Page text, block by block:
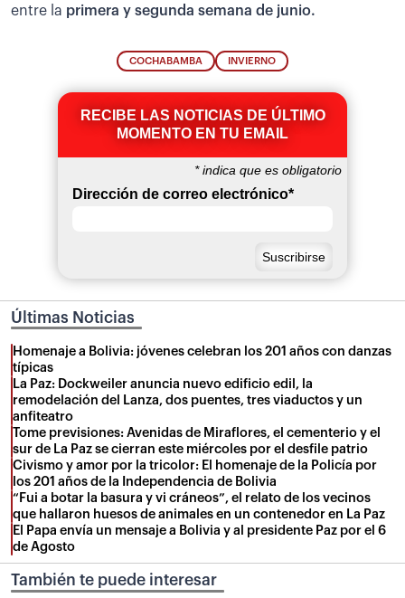
entre la primera y segunda semana de junio.
COCHABAMBA INVIERNO
RECIBE LAS NOTICIAS DE ÚLTIMO
MOMENTO EN TU EMAIL
*indica que es obligatorio
Dirección de correo electrónico*
Últimas Noticias
Homenaje a Bolivia: jóvenes celebran los 201 años con danzas
típicas
La Paz: Dockweiler anuncia nuevo edificio edil, la
remodelación del Lanza, dos puentes, tres viaductos y un
anfiteatro
Tome previsiones: Avenidas de Miraflores, el cementerio y el
sur de La Paz se cierran este miércoles por el desfile patrio
Civismo y amor por la tricolor: El homenaje de la Policía por
los 201 años de la Independencia de Bolivia
“Fui a botar la basura y vi cráneos”, el relato de los vecinos
que hallaron huesos de animales en un contenedor en La Paz
El Papa envía un mensaje a Bolivia y al presidente Paz por el 6
de Agosto
También te puede interesar